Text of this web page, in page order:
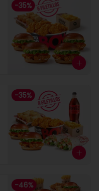
-35%
-35%
-46%